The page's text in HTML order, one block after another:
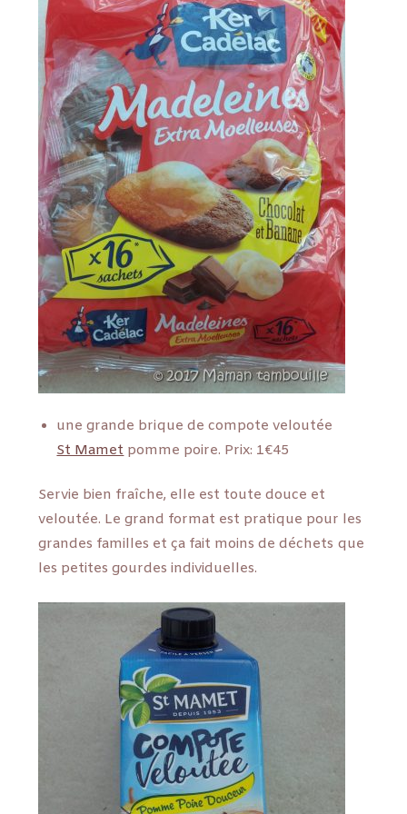
une grande brique de compote veloutée
St Mamet pomme poire. Prix: 1€45
Servie bien fraîche, elle est toute douce et
veloutée. Le grand format est pratique pour les
grandes familles et ça fait moins de déchets que
les petites gourdes individuelles.